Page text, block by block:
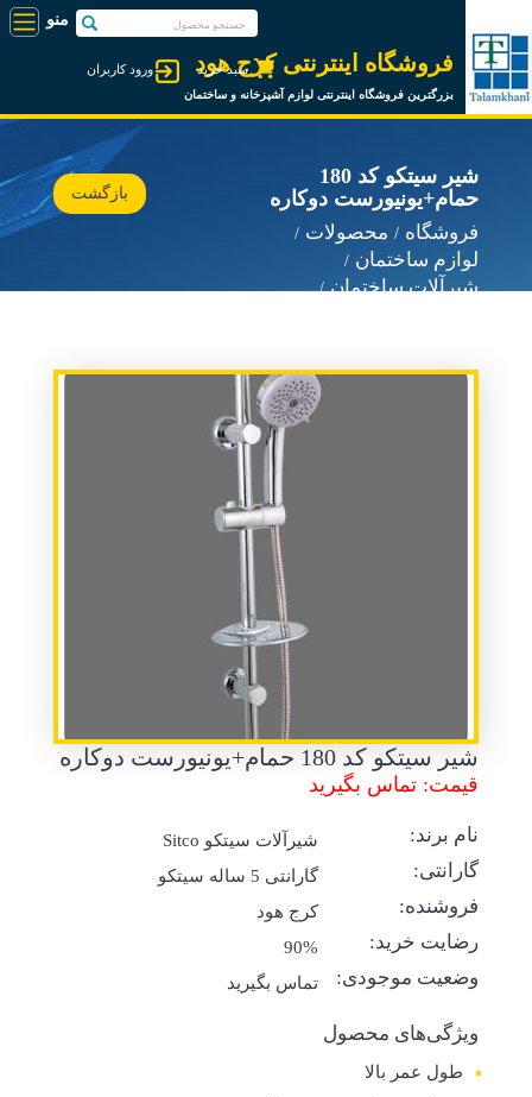
فروشگاه اینترنتی کرج هود
بزرگترین فروشگاه اینترنتی لوازم آشپزخانه و ساختمان
ورود کاربران سبد خرید
شیر سیتکو کد 180
حمام+یونیورست دوکاره
فروشگاه
محصولات
لوازم ساختمان
شیرآلات ساختمان
بازگشت
شیر سیتکو کد 180 حمام+یونیورست دوکاره
قیمت: تماس بگیرید
نام برند: شیرآلات سیتکو Sitco
گارانتی: گارانتی 5 ساله سیتکو
فروشنده: کرج هود
رضایت خرید: 90%
وضعیت موجودی: تماس بگیرید
ویژگی‌های محصول
طول عمر بالا